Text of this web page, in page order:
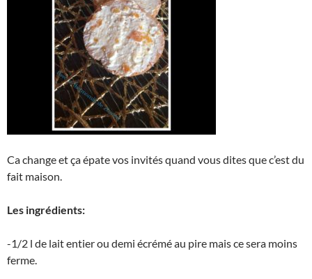
Ca change et ça épate vos invités quand vous dites que c’est du
fait maison.
Les ingrédients:
-1/2 l de lait entier ou demi écrémé au pire mais ce sera moins
ferme.